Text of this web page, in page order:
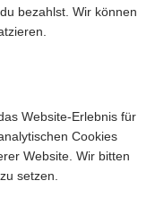
bezahlst. Wir können
Website-Erlebnis für
Cookies
Website. Wir bitten
setzen.